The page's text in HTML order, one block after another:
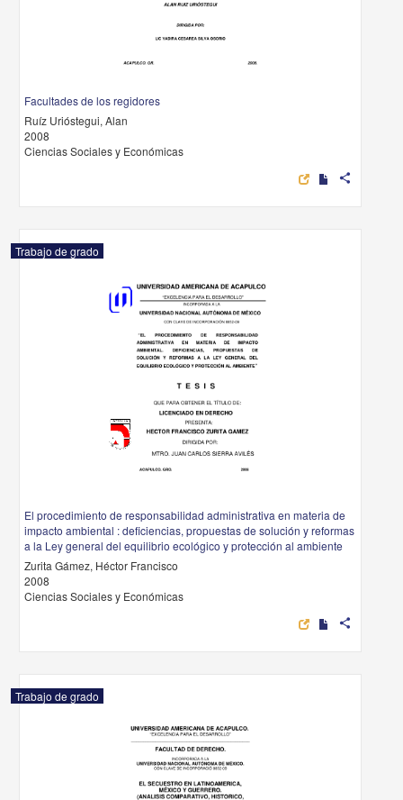
Facultades de los regidores
Ruíz Urióstegui, Alan
2008
Ciencias Sociales y Económicas
share
Trabajo de grado
El procedimiento de responsabilidad administrativa en materia de
impacto ambiental : deficiencias, propuestas de solución y reformas
a la Ley general del equilibrio ecológico y protección al ambiente
Zurita Gámez, Héctor Francisco
2008
Ciencias Sociales y Económicas
share
Trabajo de grado